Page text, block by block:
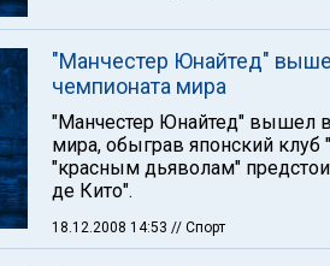
"Манчестер Юнайтед"
чемпионата мира
"Манчестер Юнайтед" вышел
мира, обыграв японский клуб
"красным дьяволам"
де Кито".
18.12.2008 14:53 // Спорт